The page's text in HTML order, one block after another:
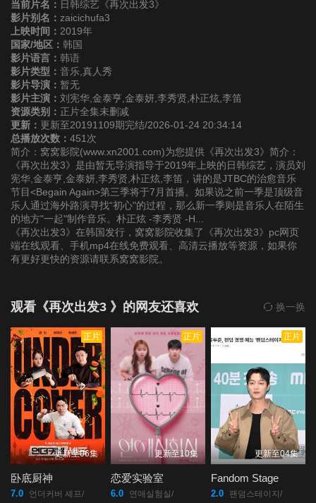
第20190928期
第20191019期
第20191109期
当前片名： 日韩综艺《再次出发3》
影片别名： zaicichufa3
上映时间： 2019年
国家/地区： 韩国
影片语言： 韩语
影片类型： 音乐,真人秀
影片导演： 暂无
影片主演： 刘宪华,金泰亨,金泰妍,李秀贤,朴正炫,李笛
资源类别： 正片全集未删减
更新： 更新至20191109期完结/2026-01-24 20:34:14
总播放次数： 451次
简介：窝窝影院(www.xn2001.com)为您提供《再次出发3》简介：
《再次出发3》是由暂无导演指导于2019年上映的日韩综艺，演员刘
宪华,金泰亨,金泰妍,李秀贤,朴正炫,李笛，讲的是JTBC的治愈音乐
节目<Begain Again>第三季将于7月首播。如果说之前一季是顶级音
乐人通过海外路演寻找“初心"的过程，那么新一季则是音乐人在陌生
的地方"一起"制作音乐。朴正炫 -李秀贤 -H...
《再次出发3》在韩国发行，窝窝影院收集了《再次出发3》pc网页
端在线观看、手机mp4在线免费观看、高清云播放等资源，如果你
有更好更快的资源请联系窝窝影院。
观看《再次出发3 》的网友还喜欢 换一换
正片
更新至06集
卧底厨神
7.0 언더커버 셰프/
正片
更新至10集
恋爱实验室
6.0 연애실험실/
正片
更新至04集
Fandom Stage
2.0 팬덤스테이지/